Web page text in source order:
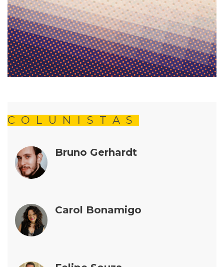
COLUNISTAS
Bruno Gerhardt
Carol Bonamigo